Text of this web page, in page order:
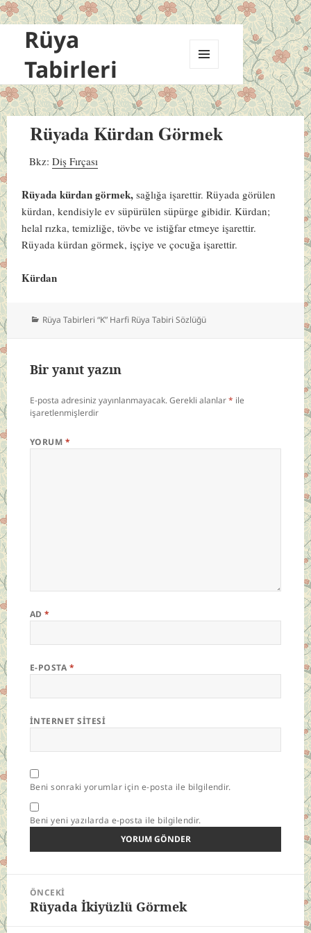
Rüya
Tabirleri
VE
BILEŞENLER
Rüyada Kürdan Görmek
Bkz:Diş Fırçası
Rüyada kürdan görmek, sağlığa işarettir. Rüyada görülen
kürdan, kendisiyle ev süpürülen süpürge gibidir. Kürdan;
helal rızka, temizliğe, tövbe ve istiğfar etmeye işarettir.
Rüyada kürdan görmek, işçiye ve çocuğa işarettir.
Kürdan
Kategoriler
Rüya Tabirleri “K” Harfi Rüya Tabiri Sözlüğü
Bir yanıt yazın
E-posta adresiniz yayınlanmayacak.Gerekli alanlar* ile
işaretlenmişlerdir
YORUM *
AD*
E-POSTA *
İNTERNET SITESI
Beni sonraki yorumlar için e-posta ile bilgilendir.
Beni yeni yazılarda e-posta ile bilgilendir.
Yazı
gezinmesi
ÖNCEKI
Önceki
Rüyada İkiyüzlü Görmek